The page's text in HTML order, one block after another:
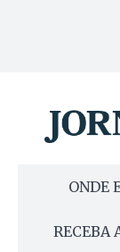
ONDE
RECEBA